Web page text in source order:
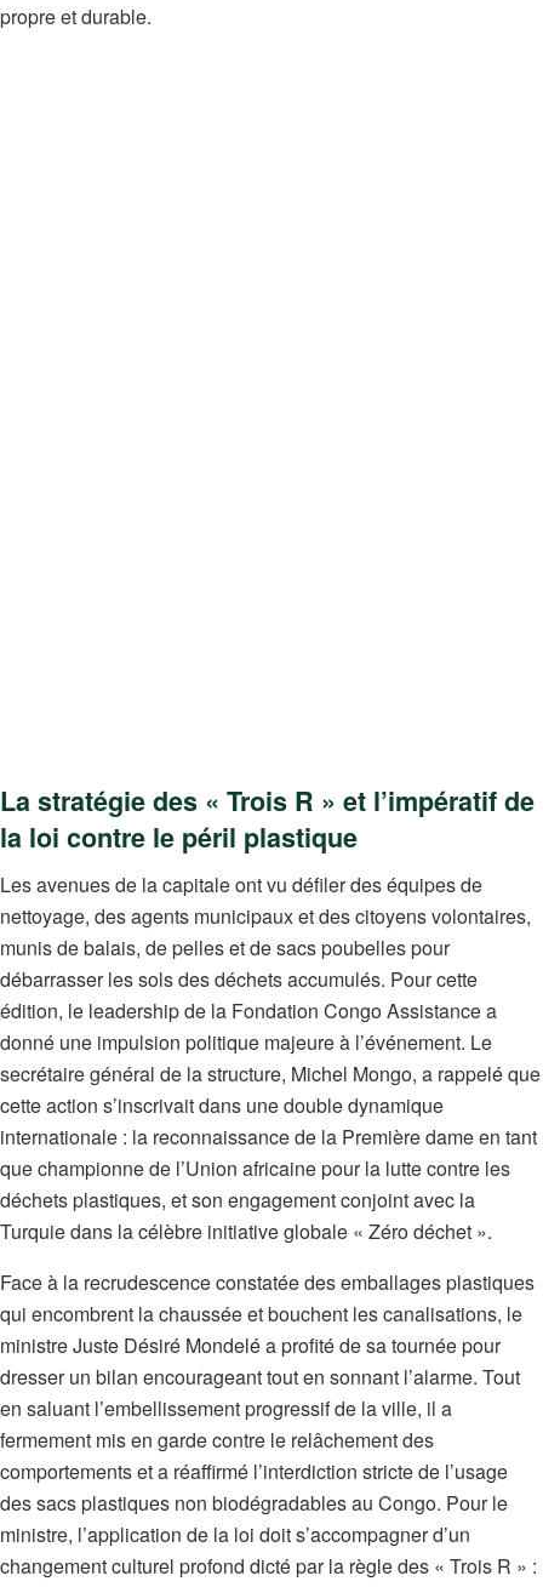
propre et durable.
La stratégie des « Trois R » et l’impératif de
la loi contre le péril plastique
Les avenues de la capitale ont vu défiler des équipes de
nettoyage, des agents municipaux et des citoyens volontaires,
munis de balais, de pelles et de sacs poubelles pour
débarrasser les sols des déchets accumulés. Pour cette
édition, le leadership de la Fondation Congo Assistance a
donné une impulsion politique majeure à l’événement. Le
secrétaire général de la structure, Michel Mongo, a rappelé que
cette action s’inscrivait dans une double dynamique
internationale : la reconnaissance de la Première dame en tant
que championne de l’Union africaine pour la lutte contre les
déchets plastiques, et son engagement conjoint avec la
Turquie dans la célèbre initiative globale « Zéro déchet ».
Face à la recrudescence constatée des emballages plastiques
qui encombrent la chaussée et bouchent les canalisations, le
ministre Juste Désiré Mondelé a profité de sa tournée pour
dresser un bilan encourageant tout en sonnant l’alarme. Tout
en saluant l’embellissement progressif de la ville, il a
fermement mis en garde contre le relâchement des
comportements et a réaffirmé l’interdiction stricte de l’usage
des sacs plastiques non biodégradables au Congo. Pour le
ministre, l’application de la loi doit s’accompagner d’un
changement culturel profond dicté par la règle des « Trois R » :